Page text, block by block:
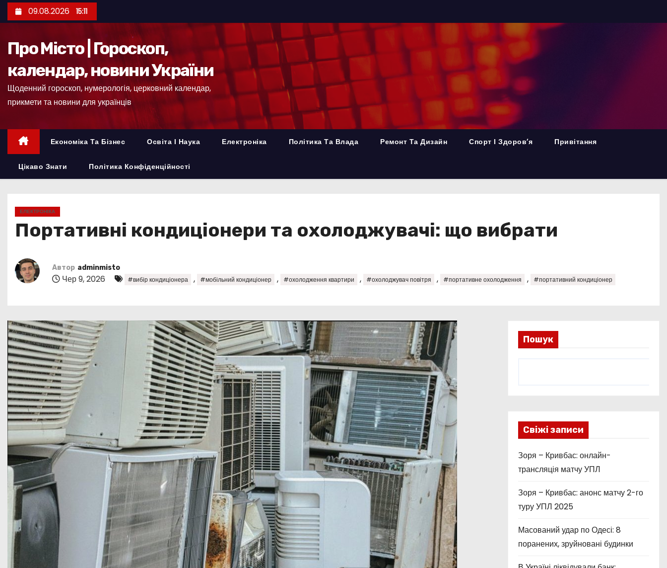
е
к
09.08.2026 15:11
Про Місто | Гороскоп,
календар, новини України
Щоденний гороскоп, нумерологія, церковний календар,
прикмети та новини для українців
Економіка Та Бізнес Освіта І Наука Електроніка Політика Та Влада Ремонт Та Дизайн Спорт І Здоров’я Привітання
Цікаво Знати Політика Конфіденційності
ЕЛЕКТРОНІКА
Портативні кондиціонери та охолоджувачі: що вибрати
Автор adminmisto
Чер 9, 2026 #вибір кондиціонера , #мобільний кондиціонер , #охолодження квартири , #охолоджувач повітря , #портативне охолодження , #портативний кондиціонер
Пошук
Свіжі записи
Зоря – Кривбас: онлайн-
трансляція матчу УПЛ
Зоря – Кривбас: анонс матчу 2-го
туру УПЛ 2025
Масований удар по Одесі: 8
поранених, зруйновані будинки